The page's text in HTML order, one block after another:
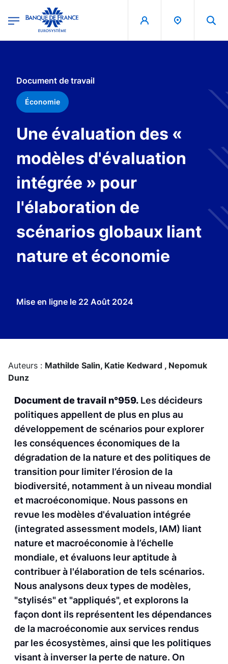
Banque de France - Menu Principal
Document de travail
Économie
Une évaluation des «
modèles d'évaluation
intégrée » pour
l'élaboration de
scénarios globaux liant
nature et économie
Mise en ligne le 22 Août 2024
Auteurs : Mathilde Salin, Katie Kedward , Nepomuk
Dunz
Document de travail n°959. Les décideurs
politiques appellent de plus en plus au
développement de scénarios pour explorer
les conséquences économiques de la
dégradation de la nature et des politiques de
transition pour limiter l’érosion de la
biodiversité, notamment à un niveau mondial
et macroéconomique. Nous passons en
revue les modèles d'évaluation intégrée
(integrated assessment models, IAM) liant
nature et macroéconomie à l’échelle
mondiale, et évaluons leur aptitude à
contribuer à l'élaboration de tels scénarios.
Nous analysons deux types de modèles,
"stylisés" et "appliqués", et explorons la
façon dont ils représentent les dépendances
de la macroéconomie aux services rendus
par les écosystèmes, ainsi que les politiques
visant à inverser la perte de nature. On